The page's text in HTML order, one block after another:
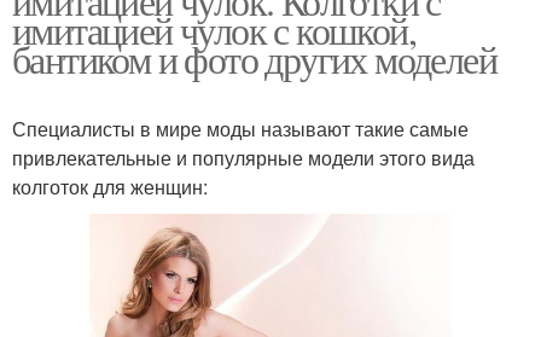
имитацией чулок с кошкой,
бантиком и фото других моделей
Специалисты в мире моды называют такие самые
привлекательные и популярные модели этого вида
колготок для женщин: